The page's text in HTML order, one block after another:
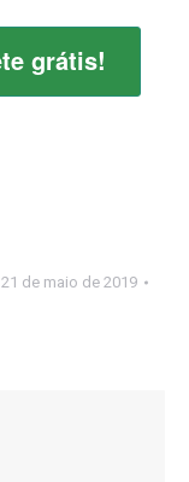
21 de maio de 2019